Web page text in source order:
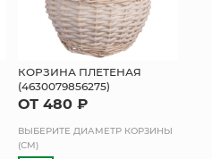
КОРЗИНА ПЛЕТЕНАЯ
(4630079856275)
ОТ 480 ₽
ВЫБЕРИТЕ ДИАМЕТР КОРЗИНЫ
(СМ)